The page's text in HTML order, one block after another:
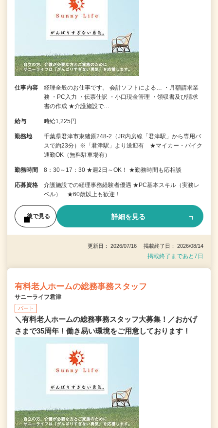
仕事内容
経理全般のお仕事です。 会計ソフトによる… ・月額請求業
務 ・PC入力 ・伝票仕訳 ・小口現金管理 ・領収書及び請求
書の作成 ★介護施設で…
給与 時給1,225円
勤務地
千葉県君津市東猪原248-2（JR内房線「君津駅」から専用バ
スで約23分）※「君津駅」より送迎有 ★マイカー・バイク
通勤OK（無料駐車場有）
勤務時間 8：30～17：30 ★週2日～OK！ ★勤務時間も応相談
応募資格
介護施設での経理事務経験者優遇 ★PC基本スキル（実務レ
ベル） ★60歳以上も歓迎！
後で見る 詳細を見る
更新日： 2026/07/16 掲載終了日： 2026/08/14
掲載終了まであと7日
有料老人ホームの総務事務スタッフ
サニーライフ君津
パート
＼有料老人ホームの総務事務スタッフ大募集！／おかげ
さまで35周年！働き易い環境をご用意しております！